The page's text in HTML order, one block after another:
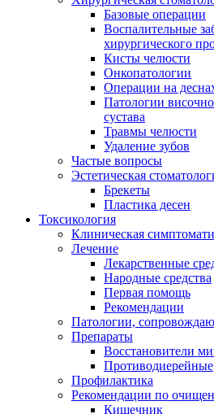
Базовые операции
Воспалительные
хирургического
Кисты челюсти
Онкопатологии
Операции на
Патологии
сустава
Травмы челюсти
Удаление зубов
Частые вопросы
Эстетическая
Брекеты
Пластика десен
Токсикология
Клиническая
Лечение
Лекарственные
Народные средства
Первая помощь
Рекомендации
Патологии,
Препараты
Восстановители
Противодиерейные
Профилактика
Рекомендации по
Кишечник